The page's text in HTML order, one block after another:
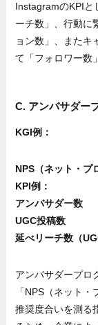
InstagramのKPIと
ーチ数」、行動に
ョン数」、またキ
て「フォロワー数
C. アンバサダー
KGI例：
NPS（ネット・プ
KPI例：
アンバサダー数
UGC投稿数
延べリーチ数（
アンバサダープロ
「NPS（ネット
推奨度合いを測る